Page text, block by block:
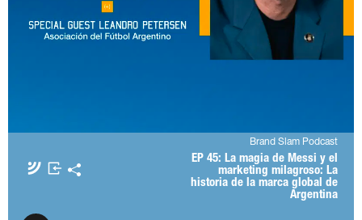
Brand Slam Podcast
EP 45: La magia de Messi y el
marketing milagroso: La
historia de la marca global de
Argentina
Apple Podcasts Spotify
TuneIn + Alexa